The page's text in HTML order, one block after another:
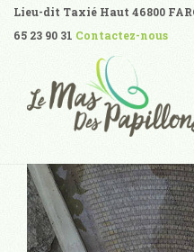
Lieu-dit Taxié Haut 46800
65 23 90 31 Contactez-nous